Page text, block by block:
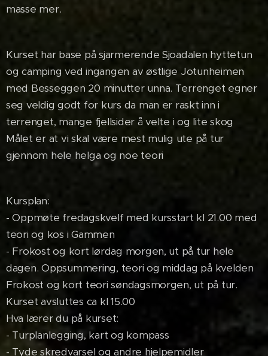
masse mer.
Kurset har base på sjarmerende Sjoadalen hyttetun
og camping ved ingangen av østlige Jotunheimen
med Besseggen 20 minutter unna. Terrenget egner
seg veldig godt for kurs da man er raskt inn i
terrenget, mange fjellsider å velte i og lite skog
Målet er at vi skal være mest mulig ute på tur
gjennom hele helga og noe teori
Kursplan:
- Oppmøte fredagskvelf med kursstart kl 21.00 med
teori og kos i Gammen
- Frokost og kort lørdag morgen, ut på tur hele
dagen. Oppsummering, teori og middag på kvelden
Frokost og kort teori søndagsmorgen, ut på tur.
Kurset avsluttes ca kl 15.00
Hva lærer du på kurset:
- Turplanlegging, kart og kompass
- Tyde skredvarsel og andre hjelpemidler